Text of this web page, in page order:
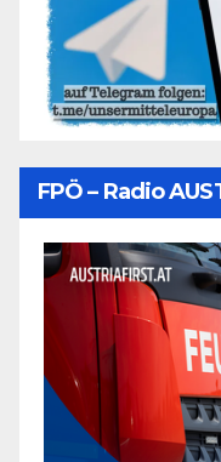
FPÖ – Radio